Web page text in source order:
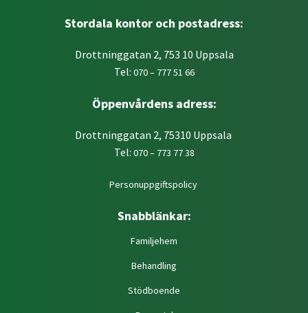
Stordala kontor och postadress:
Drottninggatan 2, 753 10 Uppsala
Tel: 070 – 777 51 66
Öppenvårdens adress:
Drottninggatan 2, 75310 Uppsala
Tel: 070 – 773 77 38
Personuppgiftspolicy
Snabblänkar:
Familjehem
Behandling
Stödboende